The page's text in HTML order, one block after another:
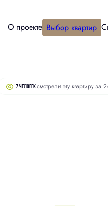
О проекте Выбор квартир
17 человексмотрели эту квартиру за